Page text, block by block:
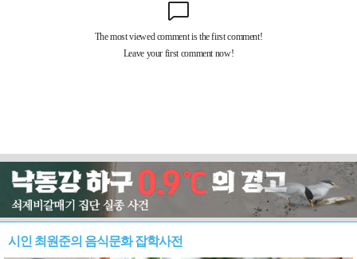
시인 최원준의 음식문화 잡학사전